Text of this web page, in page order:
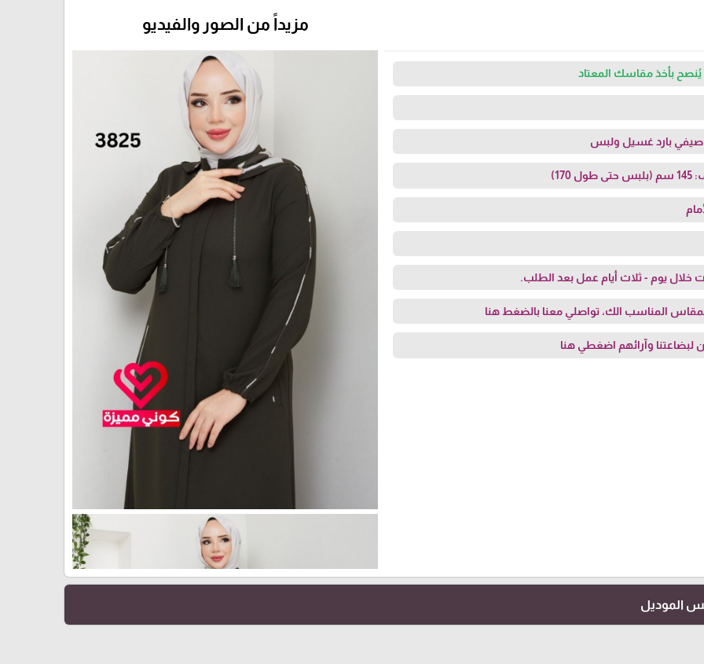
يُنصح بأخذ مقاسك المعتاد
صيفي بارد غسيل ولبس
170)
خلال يوم - ثلاث أيام عمل بعد الطلب.
المناسب الك، تواصلي معنابالضغط هنا
لبضاعتنا وآرائهم اضغطي هنا
مزيداً من الصور والفيديو
الموديل